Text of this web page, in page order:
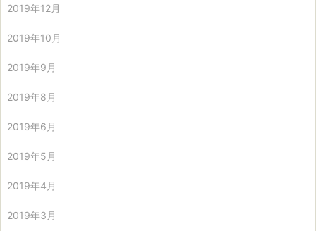
2019年12月
2019年10月
2019年9月
2019年8月
2019年6月
2019年5月
2019年4月
2019年3月